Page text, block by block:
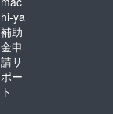
hi-ya
補助
金申
請サ
ポー
ト